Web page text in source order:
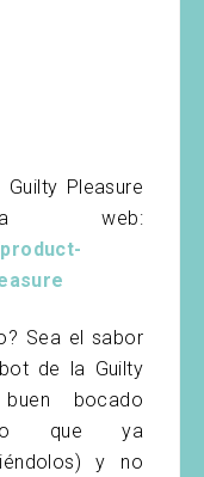
Pleasure
web:
Sea el sabor
de la Guilty
bocado
que ya
y no